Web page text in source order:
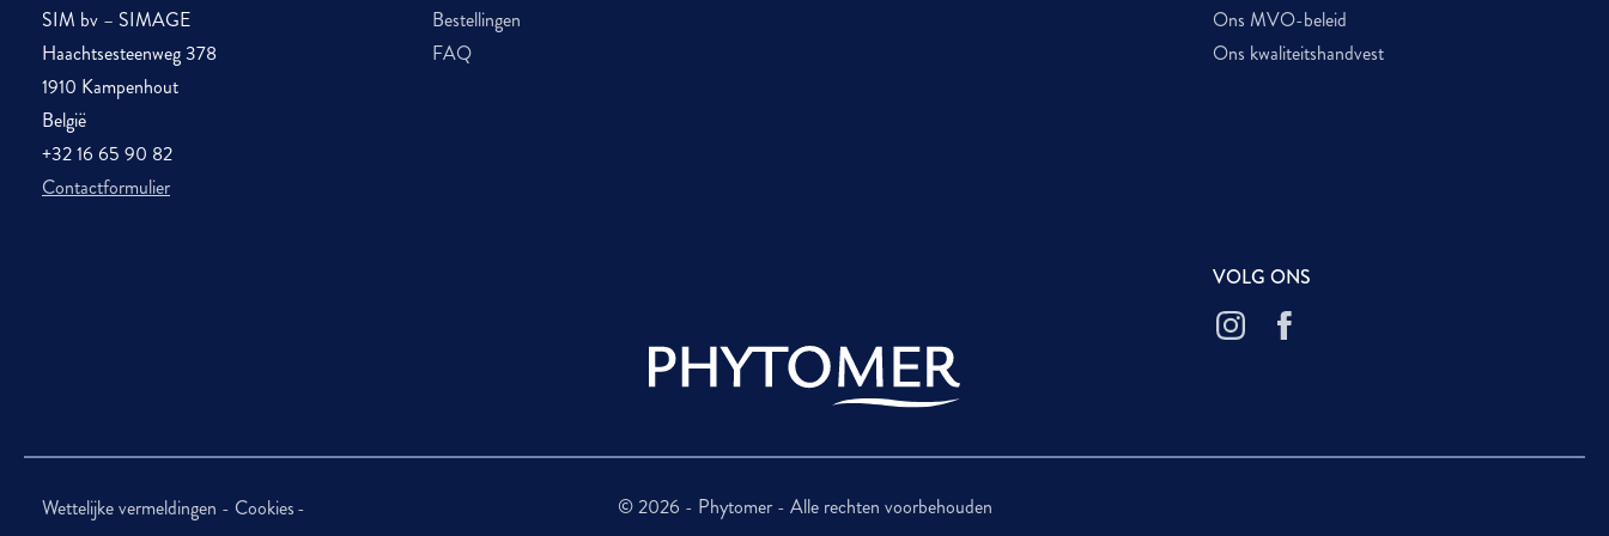
SIM bv – SIMAGE
Haachtsesteenweg 378
1910 Kampenhout
België
+32 16 65 90 82
Contactformulier
Bestellingen
FAQ
Ons MVO-beleid
Ons kwaliteitshandvest
VOLG ONS
© 2026 - Phytomer - Alle rechten voorbehouden
Wettelijke vermeldingen Cookies